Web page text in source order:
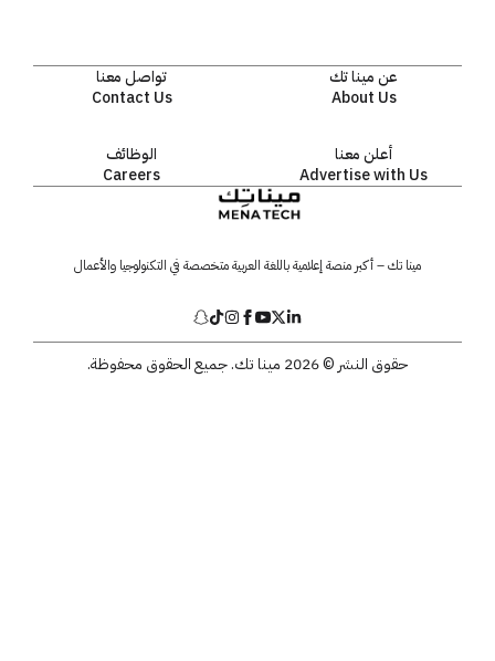
عن مينا تك
About Us
تواصل معنا
Contact Us
أعلن معنا
Advertise with Us
الوظائف
Careers
مينا تك – أكبر منصة إعلامية باللغة العربية متخصصة في التكنولوجيا والأعمال
حقوق النشر © 2026 مينا تك. جميع الحقوق محفوظة.